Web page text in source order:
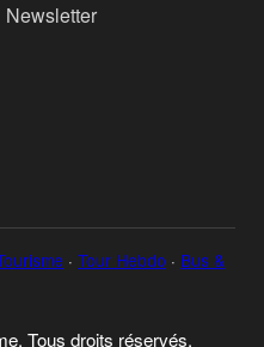
Newsletter
· Tour Hebdo · Bus &
Tous droits réservés.